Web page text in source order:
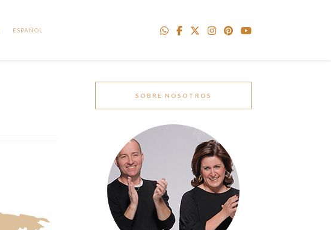
ESPAÑOL
SOBRE NOSOTROS